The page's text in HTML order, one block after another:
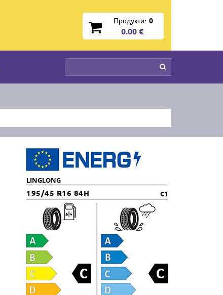
Продукти: 0
0.00 €
LINGLONG
195/45 R16 84H C1